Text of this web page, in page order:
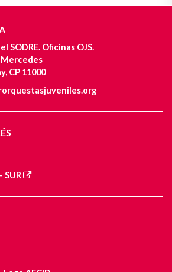
SODRE. Oficinas OJS.
Mercedes
CP 11000
SUR